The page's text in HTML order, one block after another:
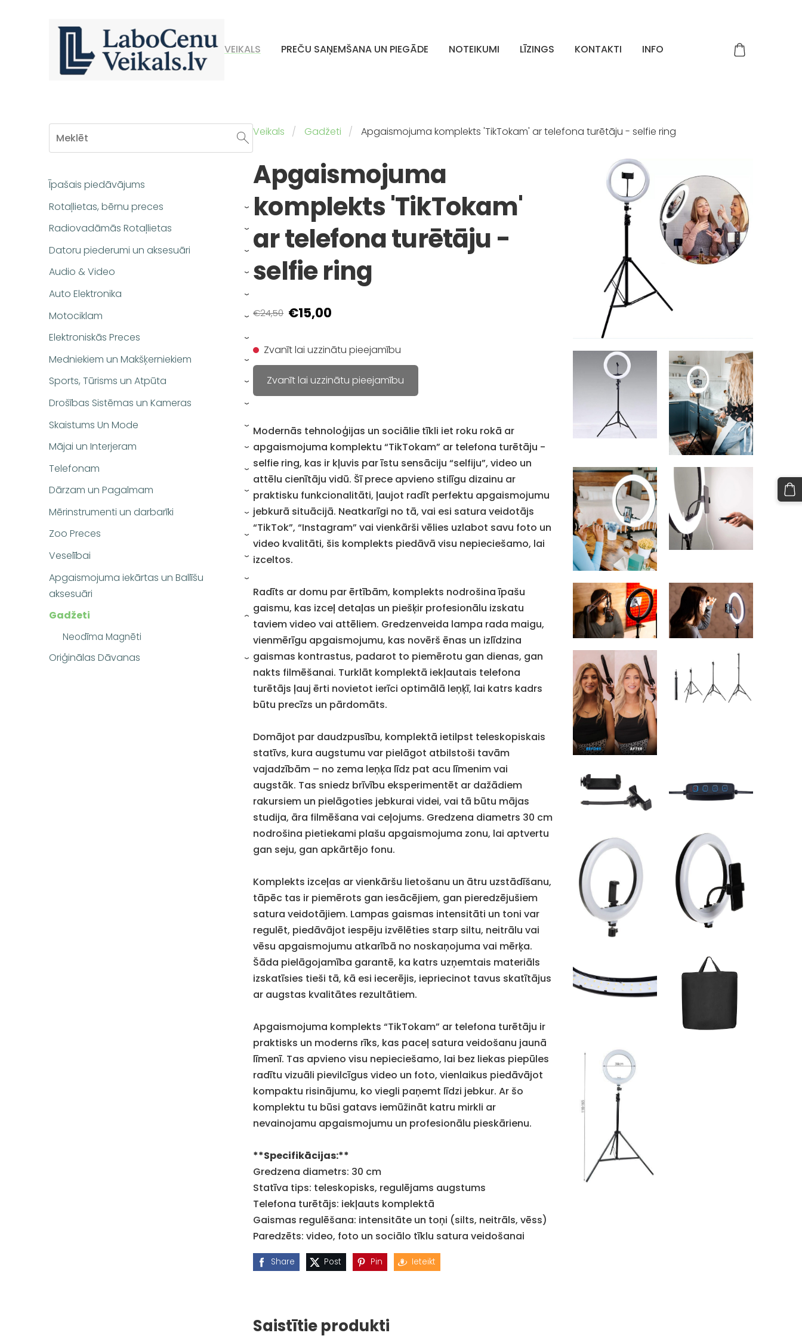
VEIKALS PREČU SAŅEMŠANA UN PIEGĀDE NOTEIKUMI LĪZINGS KONTAKTI INFO
Īpašais piedāvājums
Rotaļlietas, bērnu preces
›
Radiovadāmās Rotaļlietas ›
Datoru piederumi un aksesuāri ›
Audio & Video ›
Auto Elektronika ›
Motociklam ›
Elektroniskās Preces ›
Medniekiem un Makšķerniekiem ›
Sports, Tūrisms un Atpūta ›
Drošības Sistēmas un Kameras ›
Skaistums Un Mode ›
Mājai un Interjeram ›
Telefonam ›
Dārzam un Pagalmam ›
Mērinstrumenti un darbarīki ›
Zoo Preces ›
Veselībai ›
Apgaismojuma iekārtas un Ballīšu
aksesuāri
›
Gadžeti
Neodīma Magnēti
›
Oriģinālas Dāvanas ›
Veikals Gadžeti Apgaismojuma komplekts 'TikTokam' ar telefona turētāju - selfie ring
Apgaismojuma
komplekts 'TikTokam'
ar telefona turētāju -
selfie ring
€24,50 €15,00
Zvanīt lai uzzinātu pieejamību
Zvanīt lai uzzinātu pieejamību
Modernās tehnoloģijas un sociālie tīkli iet roku rokā ar
apgaismojuma komplektu “TikTokam” ar telefona turētāju -
selfie ring, kas ir kļuvis par īstu sensāciju “selfiju”, video un
attēlu cienītāju vidū. Šī prece apvieno stilīgu dizainu ar
praktisku funkcionalitāti, ļaujot radīt perfektu apgaismojumu
jebkurā situācijā. Neatkarīgi no tā, vai esi satura veidotājs
“TikTok”, “Instagram” vai vienkārši vēlies uzlabot savu foto un
video kvalitāti, šis komplekts piedāvā visu nepieciešamo, lai
izceltos.
Radīts ar domu par ērtībām, komplekts nodrošina īpašu
gaismu, kas izceļ detaļas un piešķir profesionālu izskatu
taviem video vai attēliem. Gredzenveida lampa rada maigu,
vienmērīgu apgaismojumu, kas novērš ēnas un izlīdzina
gaismas kontrastus, padarot to piemērotu gan dienas, gan
nakts filmēšanai. Turklāt komplektā iekļautais telefona
turētājs ļauj ērti novietot ierīci optimālā leņķī, lai katrs kadrs
būtu precīzs un pārdomāts.
Domājot par daudzpusību, komplektā ietilpst teleskopiskais
statīvs, kura augstumu var pielāgot atbilstoši tavām
vajadzībām – no zema leņķa līdz pat acu līmenim vai
augstāk. Tas sniedz brīvību eksperimentēt ar dažādiem
rakursiem un pielāgoties jebkurai videi, vai tā būtu mājas
studija, āra filmēšana vai ceļojums. Gredzena diametrs 30 cm
nodrošina pietiekami plašu apgaismojuma zonu, lai aptvertu
gan seju, gan apkārtējo fonu.
Komplekts izceļas ar vienkāršu lietošanu un ātru uzstādīšanu,
tāpēc tas ir piemērots gan iesācējiem, gan pieredzējušiem
satura veidotājiem. Lampas gaismas intensitāti un toni var
regulēt, piedāvājot iespēju izvēlēties starp siltu, neitrālu vai
vēsu apgaismojumu atkarībā no noskaņojuma vai mērķa.
Šāda pielāgojamība garantē, ka katrs uzņemtais materiāls
izskatīsies tieši tā, kā esi iecerējis, iepriecinot tavus skatītājus
ar augstas kvalitātes rezultātiem.
Apgaismojuma komplekts “TikTokam” ar telefona turētāju ir
praktisks un moderns rīks, kas paceļ satura veidošanu jaunā
līmenī. Tas apvieno visu nepieciešamo, lai bez liekas piepūles
radītu vizuāli pievilcīgus video un foto, vienlaikus piedāvājot
kompaktu risinājumu, ko viegli paņemt līdzi jebkur. Ar šo
komplektu tu būsi gatavs iemūžināt katru mirkli ar
nevainojamu apgaismojumu un profesionālu pieskārienu.
**Specifikācijas:**
Gredzena diametrs: 30 cm
Statīva tips: teleskopisks, regulējams augstums
Telefona turētājs: iekļauts komplektā
Gaismas regulēšana: intensitāte un toņi (silts, neitrāls, vēss)
Paredzēts: video, foto un sociālo tīklu satura veidošanai
Share Post Pin Ieteikt
Saistītie produkti